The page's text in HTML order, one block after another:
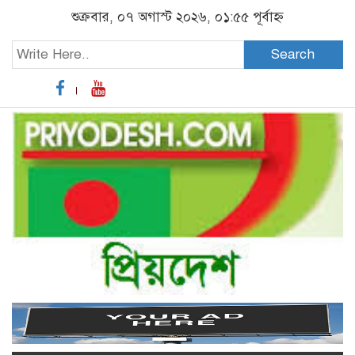
শুক্রবার, ০৭ অগাস্ট ২০২৬, ০১:৫৫ পূর্বাহ্ন
Search